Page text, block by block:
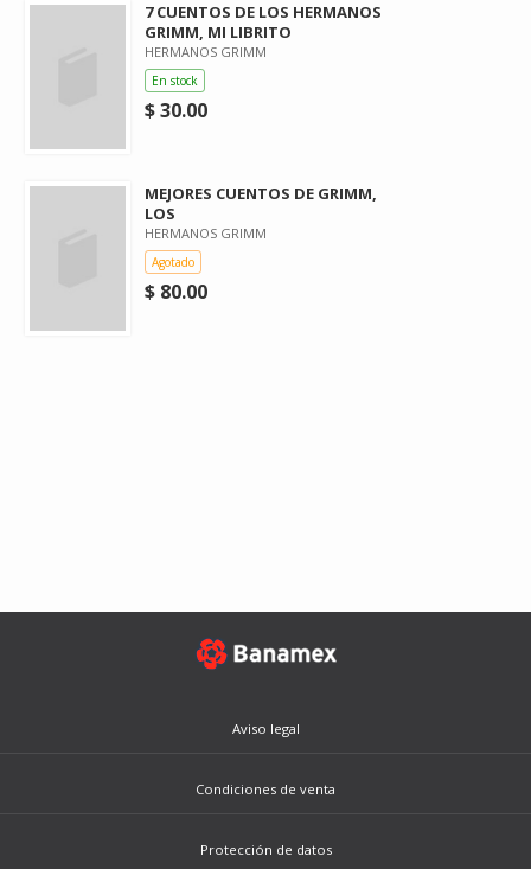
7 CUENTOS DE LOS HERMANOS
GRIMM, MI LIBRITO
HERMANOS GRIMM
En stock
$ 30.00
MEJORES CUENTOS DE GRIMM,
LOS
HERMANOS GRIMM
Agotado
$ 80.00
Aviso legal
Condiciones de venta
Protección de datos